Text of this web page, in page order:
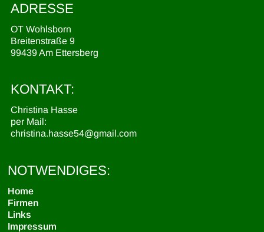
ADRESSE
OT Wohlsborn
Breitenstraße 9
99439 Am Ettersberg
KONTAKT:
Christina Hasse
per Mail:
christina.hasse54@gmail.com
NOTWENDIGES:
Home
Firmen
Links
Impressum